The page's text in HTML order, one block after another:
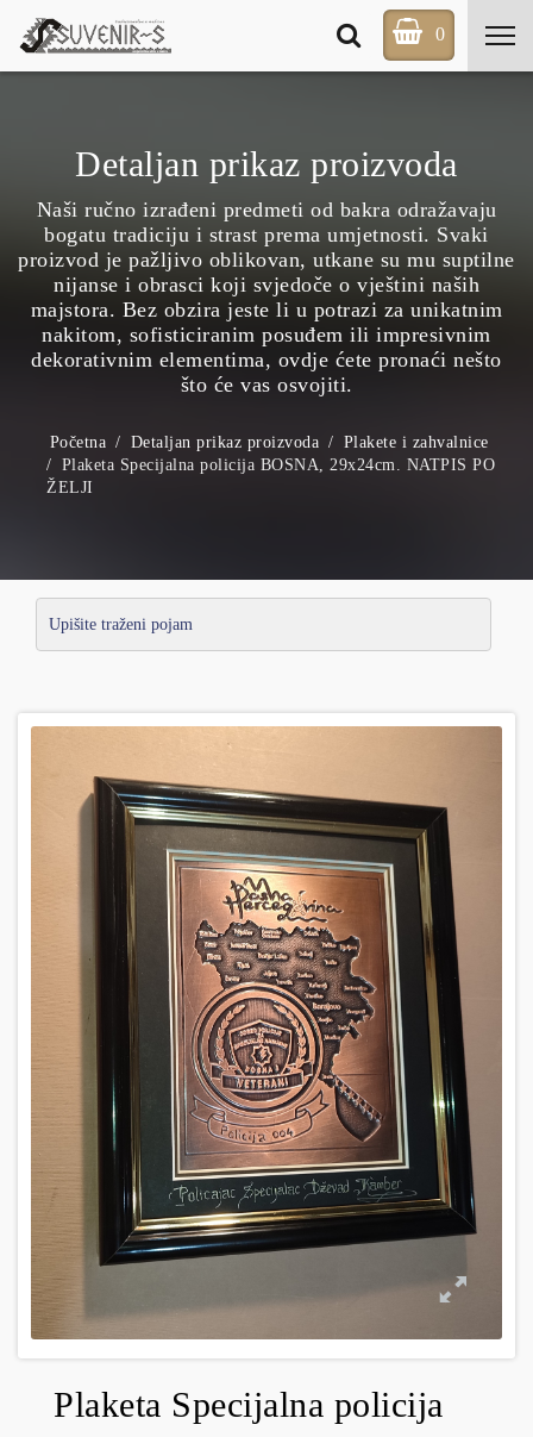
0
Detaljan prikaz proizvoda
Naši ručno izrađeni predmeti od bakra odražavaju
bogatu tradiciju i strast prema umjetnosti. Svaki
proizvod je pažljivo oblikovan, utkane su mu suptilne
nijanse i obrasci koji svjedoče o vještini naših
majstora. Bez obzira jeste li u potrazi za unikatnim
nakitom, sofisticiranim posuđem ili impresivnim
dekorativnim elementima, ovdje ćete pronaći nešto
što će vas osvojiti.
Početna Detaljan prikaz proizvoda
Plakete i zahvalnice
Plaketa Specijalna policija BOSNA, 29x24cm. NATPIS PO
ŽELJI
Plaketa Specijalna policija